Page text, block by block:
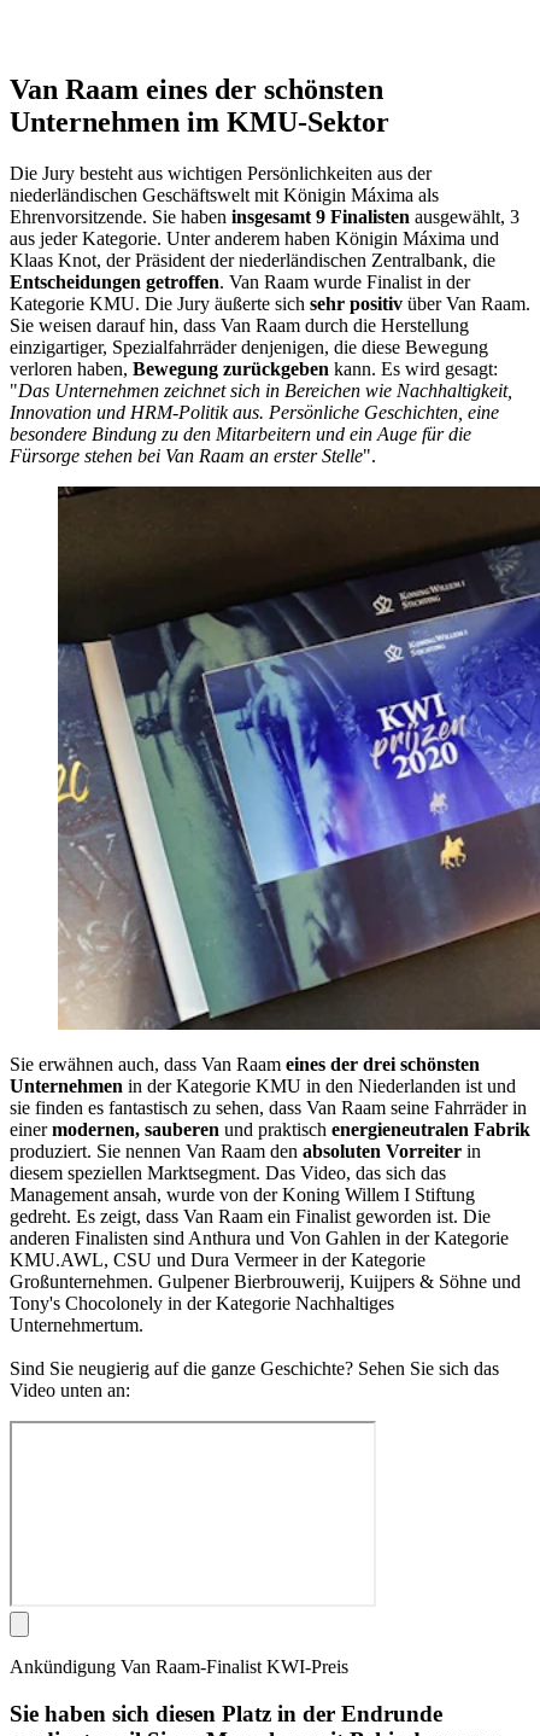
Van Raam eines der schönsten
Unternehmen im KMU-Sektor
Die Jury besteht aus wichtigen Persönlichkeiten aus der
niederländischen Geschäftswelt mit Königin Máxima als
Ehrenvorsitzende. Sie haben insgesamt 9 Finalisten ausgewählt, 3
aus jeder Kategorie. Unter anderem haben Königin Máxima und
Klaas Knot, der Präsident der niederländischen Zentralbank, die
Entscheidungen getroffen. Van Raam wurde Finalist in der
Kategorie KMU. Die Jury äußerte sich sehr positiv über Van Raam.
Sie weisen darauf hin, dass Van Raam durch die Herstellung
einzigartiger, Spezialfahrräder denjenigen, die diese Bewegung
verloren haben, Bewegung zurückgeben kann. Es wird gesagt:
"Das Unternehmen zeichnet sich in Bereichen wie Nachhaltigkeit,
Innovation und HRM-Politik aus. Persönliche Geschichten, eine
besondere Bindung zu den Mitarbeitern und ein Auge für die
Fürsorge stehen bei Van Raam an erster Stelle".
Sie erwähnen auch, dass Van Raam eines der drei schönsten
Unternehmen in der Kategorie KMU in den Niederlanden ist und
sie finden es fantastisch zu sehen, dass Van Raam seine Fahrräder in
einermodernen, sauberen und praktisch energieneutralen Fabrik
produziert. Sie nennen Van Raam den absoluten Vorreiter in
diesem speziellen Marktsegment. Das Video, das sich das
Management ansah, wurde von der Koning Willem I Stiftung
gedreht. Es zeigt, dass Van Raam ein Finalist geworden ist. Die
anderen Finalisten sind Anthura und Von Gahlen in der Kategorie
KMU.AWL, CSU und Dura Vermeer in der Kategorie
Großunternehmen. Gulpener Bierbrouwerij, Kuijpers & Söhne und
Tony's Chocolonely in der Kategorie Nachhaltiges
Unternehmertum.
Sind Sie neugierig auf die ganze Geschichte? Sehen Sie sich das
Video unten an:
Ankündigung Van Raam-Finalist KWI-Preis
Sie haben sich diesen Platz in der Endrunde